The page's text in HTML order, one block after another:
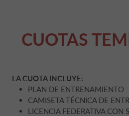
CUOTAS
LA CUOTA INCLUYE:
PLAN DE ENTRENAMIENTO
CAMISETA TÉCNICA DE
LICENCIA FEDERATIVA CON